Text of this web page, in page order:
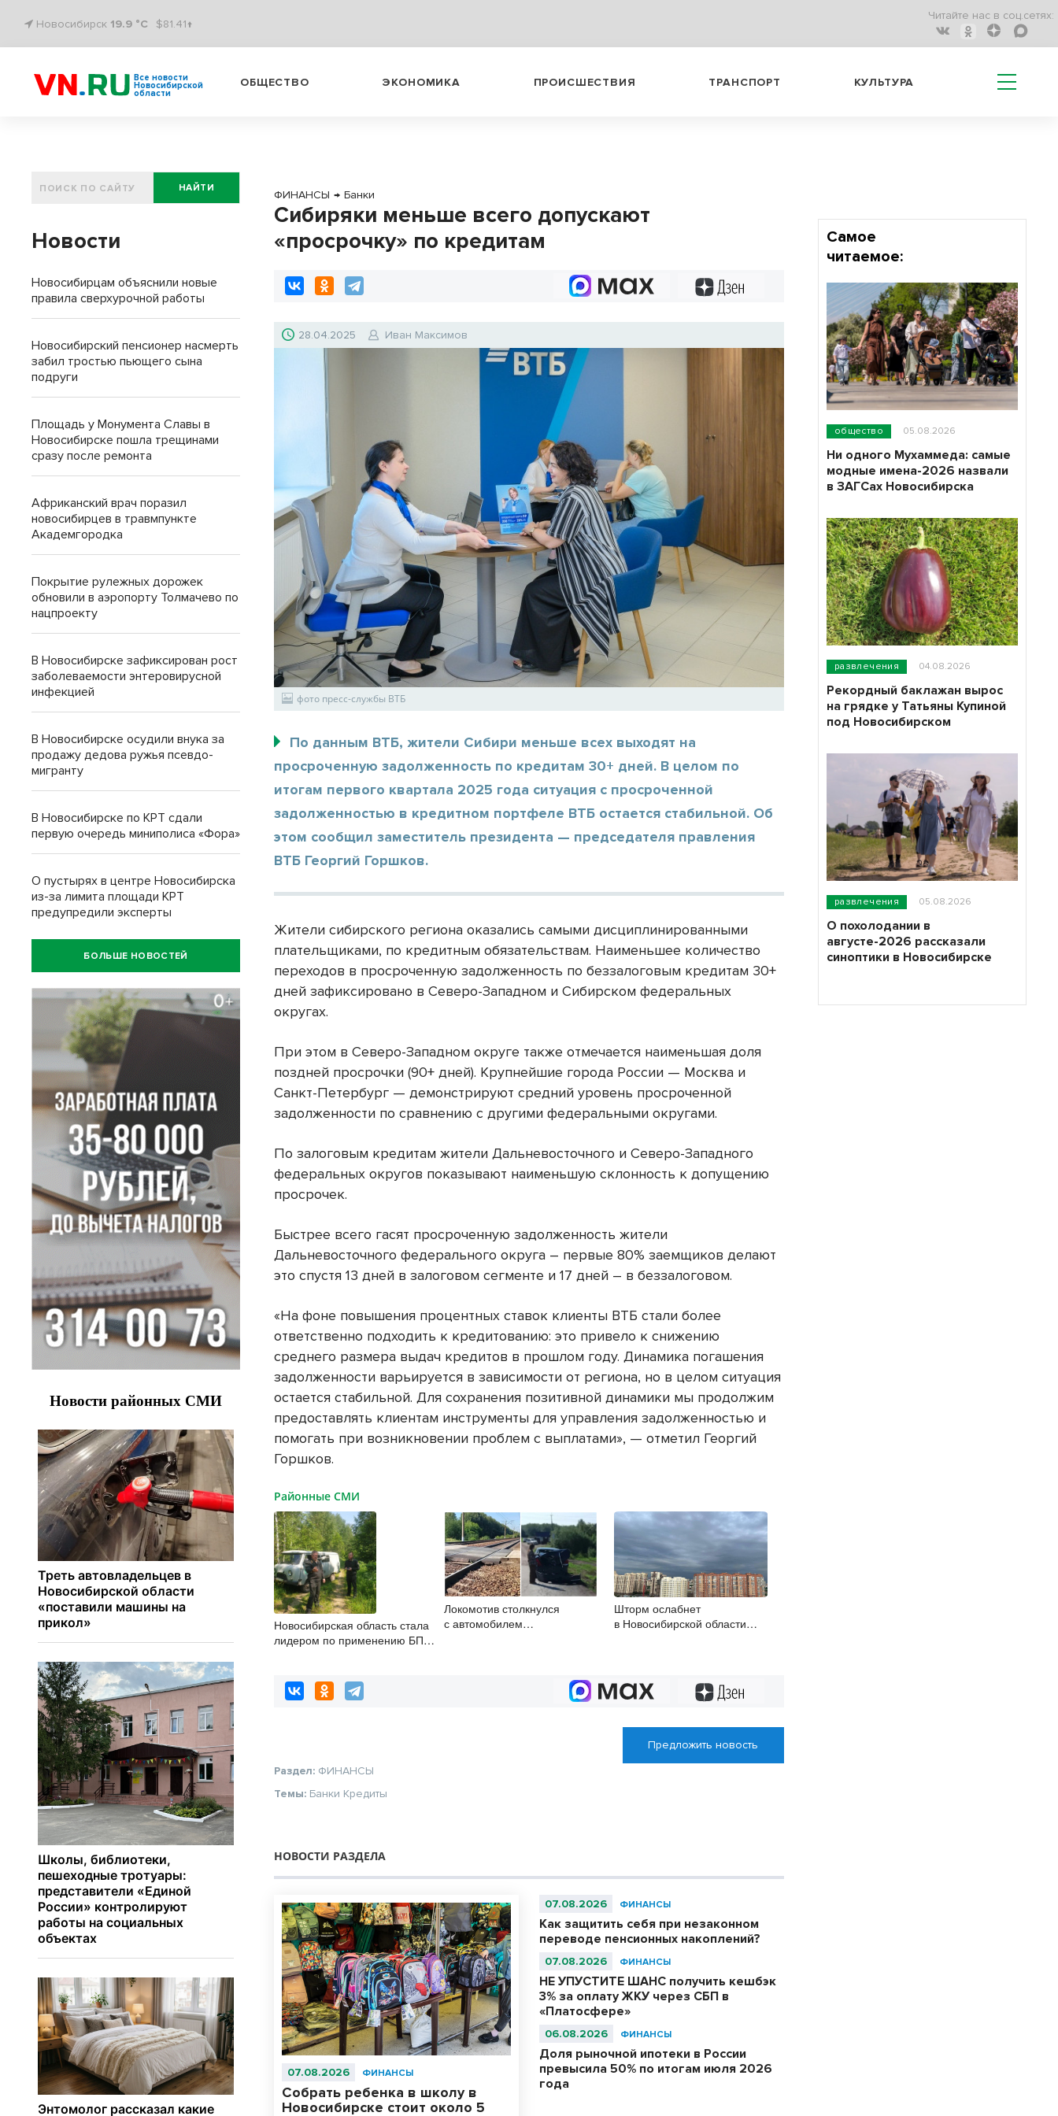
Новосибирск 19.9 °C $81.41↑
Читайте нас в соц.сетях:
Все новости
Новосибирской
области
ОБЩЕСТВО ЭКОНОМИКА ПРОИСШЕСТВИЯ ТРАНСПОРТ КУЛЬТУРА
ФИНАНСЫ → Банки
Сибиряки меньше всего допускают
«просрочку» по кредитам
28.04.2025 Иван Максимов
фото пресс-службы ВТБ
По данным ВТБ, жители Сибири меньше всех выходят на
просроченную задолженность по кредитам 30+ дней. В целом по
итогам первого квартала 2025 года ситуация с просроченной
задолженностью в кредитном портфеле ВТБ остается стабильной. Об
этом сообщил заместитель президента — председателя правления
ВТБ Георгий Горшков.
Жители сибирского региона оказались самыми дисциплинированными
плательщиками, по кредитным обязательствам. Наименьшее количество
переходов в просроченную задолженность по беззалоговым кредитам 30+
дней зафиксировано в Северо-Западном и Сибирском федеральных
округах.
При этом в Северо-Западном округе также отмечается наименьшая доля
поздней просрочки (90+ дней). Крупнейшие города России — Москва и
Санкт-Петербург — демонстрируют средний уровень просроченной
задолженности по сравнению с другими федеральными округами.
По залоговым кредитам жители Дальневосточного и Северо-Западного
федеральных округов показывают наименьшую склонность к допущению
просрочек.
Быстрее всего гасят просроченную задолженность жители
Дальневосточного федерального округа – первые 80% заемщиков делают
это спустя 13 дней в залоговом сегменте и 17 дней – в беззалоговом.
«На фоне повышения процентных ставок клиенты ВТБ стали более
ответственно подходить к кредитованию: это привело к снижению
среднего размера выдач кредитов в прошлом году. Динамика погашения
задолженности варьируется в зависимости от региона, но в целом ситуация
остается стабильной. Для сохранения позитивной динамики мы продолжим
предоставлять клиентам инструменты для управления задолженностью и
помогать при возникновении проблем с выплатами», — отметил Георгий
Горшков.
Районные СМИ
Новосибирская область стала
лидером по применению БПЛА
Локомотив столкнулся
с автомобилем
Шторм ослабнет
в Новосибирской области
Предложить новость
Раздел: ФИНАНСЫ
Темы: Банки Кредиты
НОВОСТИ РАЗДЕЛА
07.08.2026 ФИНАНСЫ
Собрать ребенка в школу в
Новосибирске стоит около 5
07.08.2026 ФИНАНСЫ
Как защитить себя при незаконном
переводе пенсионных накоплений?
07.08.2026 ФИНАНСЫ
НЕ УПУСТИТЕ ШАНС получить кешбэк
3% за оплату ЖКУ через СБП в
«Платосфере»
06.08.2026 ФИНАНСЫ
Доля рыночной ипотеки в России
превысила 50% по итогам июля 2026
года
НАЙТИ
Новости
Новосибирцам объяснили новые
правила сверхурочной работы
Новосибирский пенсионер насмерть
забил тростью пьющего сына
подруги
Площадь у Монумента Славы в
Новосибирске пошла трещинами
сразу после ремонта
Африканский врач поразил
новосибирцев в травмпункте
Академгородка
Покрытие рулежных дорожек
обновили в аэропорту Толмачево по
нацпроекту
В Новосибирске зафиксирован рост
заболеваемости энтеровирусной
инфекцией
В Новосибирске осудили внука за
продажу дедова ружья псевдо-
мигранту
В Новосибирске по КРТ сдали
первую очередь миниполиса «Фора»
О пустырях в центре Новосибирска
из-за лимита площади КРТ
предупредили эксперты
БОЛЬШЕ НОВОСТЕЙ
Самое
читаемое:
общество 05.08.2026
Ни одного Мухаммеда: самые
модные имена-2026 назвали
в ЗАГСах Новосибирска
развлечения 04.08.2026
Рекордный баклажан вырос
на грядке у Татьяны Купиной
под Новосибирском
развлечения 05.08.2026
О похолодании в
августе-2026 рассказали
синоптики в Новосибирске